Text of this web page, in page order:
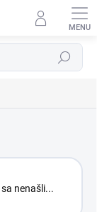
Hľadať
sa nenašli...